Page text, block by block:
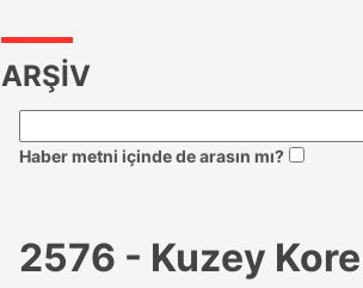
ARŞİV
Haber metni içinde de arasın mı?
2576 - Kuzey